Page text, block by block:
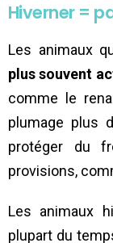
Hiverner =
Les animaux
plus souvent
comme le
plumage plus
protéger du
provisions,
Les animaux
plupart du